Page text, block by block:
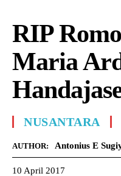
RIP
Maria
NUSANTARA
AUTHOR: Antonius E
10 April 2017